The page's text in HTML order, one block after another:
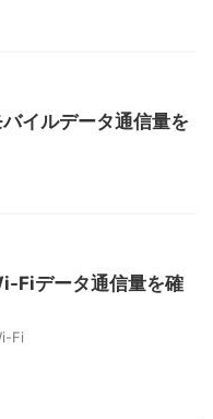
イルデータ通信量を
Fiデータ通信量を確
Fi